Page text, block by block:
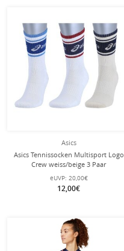
Asics
Asics Tennissocken Multisport Logo
Crew weiss/beige 3 Paar
eUVP: 20,00€
12,00€